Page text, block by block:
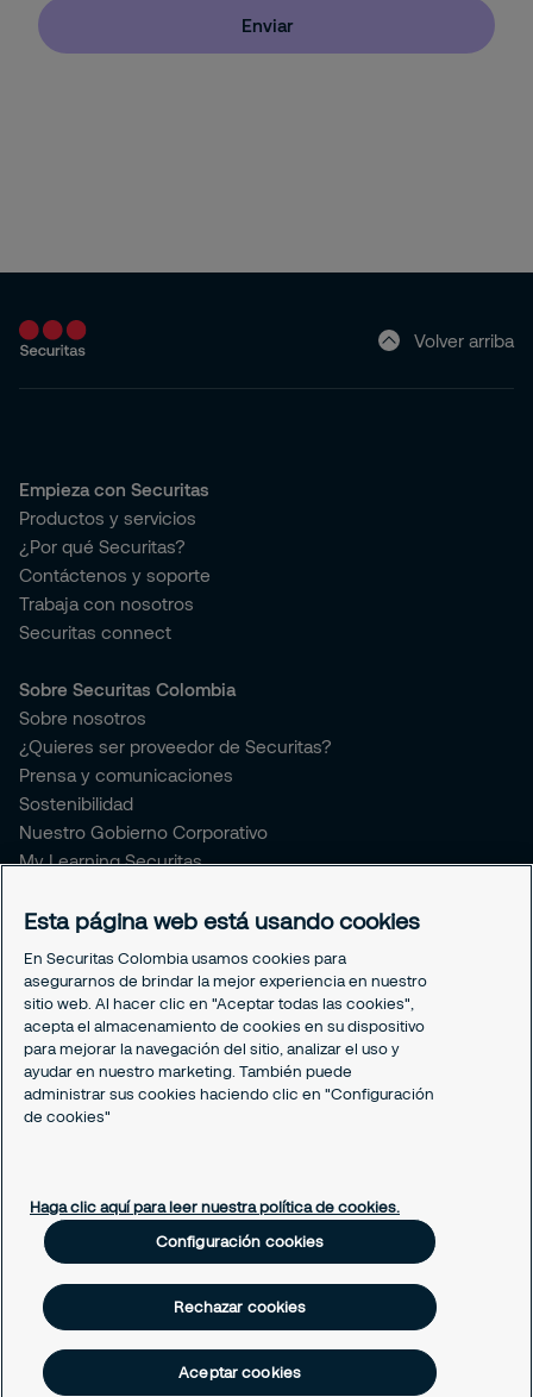
Enviar
Volver arriba
Empieza con Securitas
Productos y servicios
¿Por qué Securitas?
Contáctenos y soporte
Trabaja con nosotros
Securitas connect
Sobre Securitas Colombia
Sobre nosotros
¿Quieres ser proveedor de Securitas?
Prensa y comunicaciones
Sostenibilidad
Nuestro Gobierno Corporativo
My Learning Securitas
Soporte empleado
Un café con Securitas
Legal
Nuestras políticas
Política de Protección de datos
Política de Cookies
Esta página web está usando cookies
En Securitas Colombia usamos cookies para
asegurarnos de brindar la mejor experiencia en nuestro
sitio web. Al hacer clic en "Aceptar todas las cookies",
acepta el almacenamiento de cookies en su dispositivo
para mejorar la navegación del sitio, analizar el uso y
ayudar en nuestro marketing. También puede
administrar sus cookies haciendo clic en "Configuración
de cookies"
Haga clic aquí para leer nuestra política de cookies.
Configuración cookies
Rechazar cookies
Aceptar cookies